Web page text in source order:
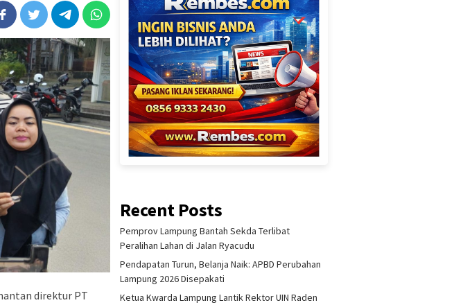
direktur PT
Recent Posts
Pemprov Lampung Bantah Sekda Terlibat
Peralihan Lahan di Jalan Ryacudu
Pendapatan Turun, Belanja Naik: APBD Perubahan
Lampung 2026 Disepakati
Ketua Kwarda Lampung Lantik Rektor UIN Raden